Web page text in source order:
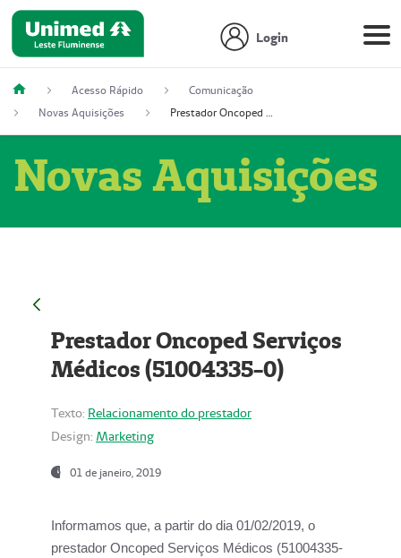
Login
Acesso Rápido
Comunicação
Novas Aquisições
Prestador Oncoped Serviços Médicos (51004335-0)
Novas Aquisições
Prestador Oncoped Serviços
Médicos (51004335-0)
Texto: Relacionamento do prestador
Design: Marketing
01 de janeiro, 2019
Informamos que, a partir do dia 01/02/2019, o
prestador Oncoped Serviços Médicos (51004335-